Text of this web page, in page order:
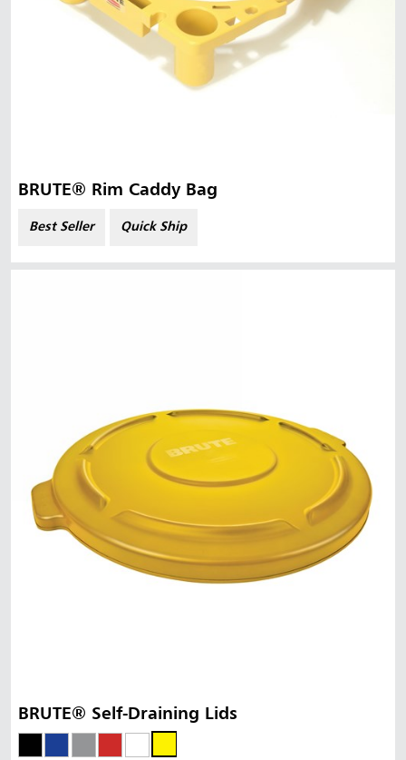
BRUTE® Rim Caddy Bag
Best Seller Quick Ship
BRUTE® Self-Draining Lids